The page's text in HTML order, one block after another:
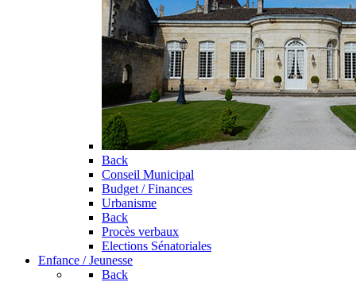
Back
Conseil Municipal
Budget / Finances
Urbanisme
Back
Procès verbaux
Elections Sénatoriales
Enfance / Jeunesse
Back